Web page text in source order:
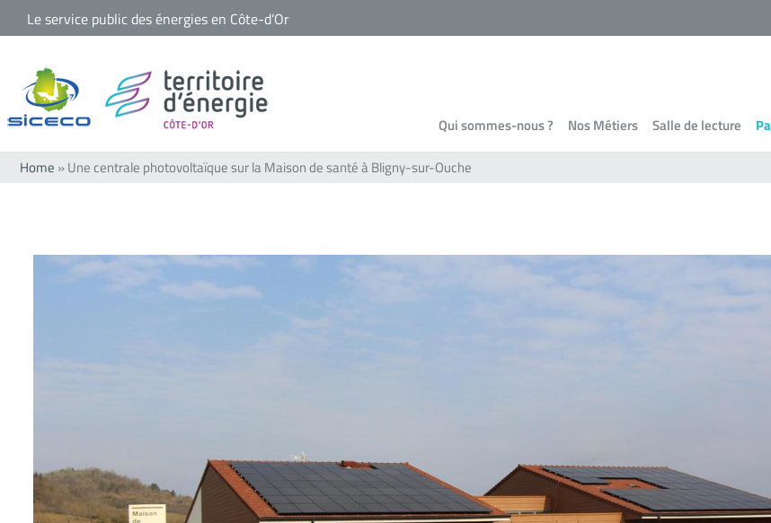
Passer
contenu
Le service public des énergies en Côte-d’Or
Qui sommes-nous ? Nos Métiers Salle de lecture
Home »Une centrale photovoltaïque sur la Maison de santé à Bligny-sur-Ouche